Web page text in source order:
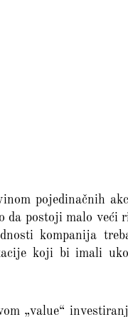
pojedinačnih
da postoji malo veći
kompanija
koji bi imali
„value“